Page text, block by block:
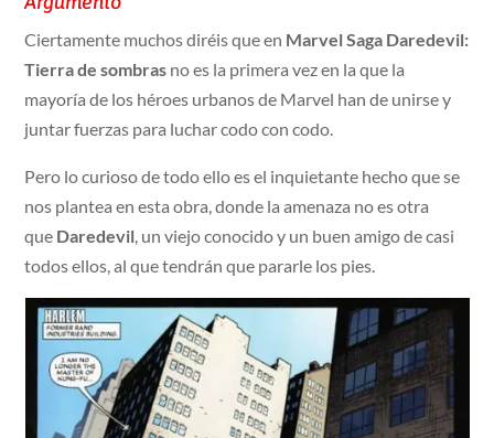
Ciertamente muchos diréis que en Marvel Saga Daredevil:
Tierra de sombras no es la primera vez en la que la
mayoría de los héroes urbanos de Marvel han de unirse y
juntar fuerzas para luchar codo con codo.
Pero lo curioso de todo ello es el inquietante hecho que se
nos plantea en esta obra, donde la amenaza no es otra
que Daredevil, un viejo conocido y un buen amigo de casi
todos ellos, al que tendrán que pararle los pies.